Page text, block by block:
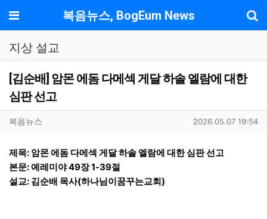
메뉴 복음뉴스, BogEum News
지상 설교
[김순배] 암몬 에돔 다메섹 게달 하솔 엘람에 대한
심판 선고
작성자 정보
복음뉴스 작성일
2026.05.07 19:54
컨텐츠 정보
본문
제목: 암몬 에돔 다메섹 게달 하솔 엘람에 대한 심판 선고
본문: 예레미야 49장 1-39절
설교: 김순배 목사(하나님이꿈꾸는교회)